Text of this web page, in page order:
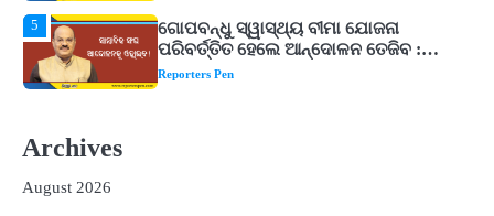
1
Shiva Mantras Sawan 2026: ଶ୍ରାବଣରେ
ନିୟମିତ ଜପ କରନ୍ତୁ ଭଗବାନ ଶିବଙ୍କ ଏହି
୩ଟି ଶକ୍ତିଶାଳୀ ମନ୍ତ୍ର, ଦୂର ହୋଇପାରେ
ଆର୍ଥିକ ସଙ୍କଟ
Reporters Pen
Archives
August 2026